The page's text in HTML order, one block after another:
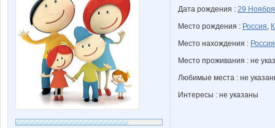
Дата рождения : 29
Место рождения : Россия,
Место нахождения : Россия
Место проживания : не
Любимые места : не
Интересы : не указаны